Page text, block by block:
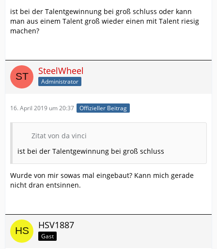
ist bei der Talentgewinnung bei groß schluss oder kann
man aus einem Talent groß wieder einen mit Talent riesig
machen?
SteelWheel
Administrator
16. April 2019 um 20:37 Offizieller Beitrag
Zitat von da vinci
ist bei der Talentgewinnung bei groß schluss
Wurde von mir sowas mal eingebaut? Kann mich gerade
nicht dran entsinnen.
HSV1887
Gast